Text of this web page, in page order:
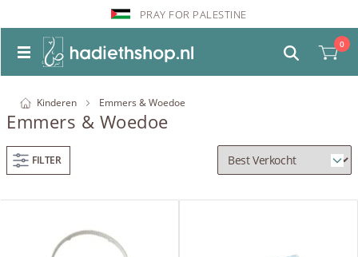
PRAY FOR PALESTINE
0
Kinderen Emmers & Woedoe
Emmers & Woedoe
FILTER